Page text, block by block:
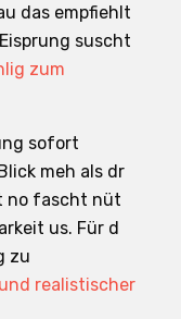
das empfiehlt
suscht
zum
sofort
meh als dr
no fascht nüt
us. Für d
zu
realistischer